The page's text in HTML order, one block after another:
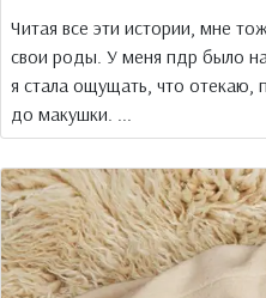
Читая все эти истории, мне
свои роды. У меня пдр было
я стала ощущать, что отекаю,
до макушки. ...